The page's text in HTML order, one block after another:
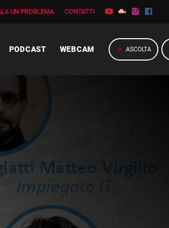
UN PROBLEMA CONTATTI
PODCAST WEBCAM play_arrow ASCOLTA